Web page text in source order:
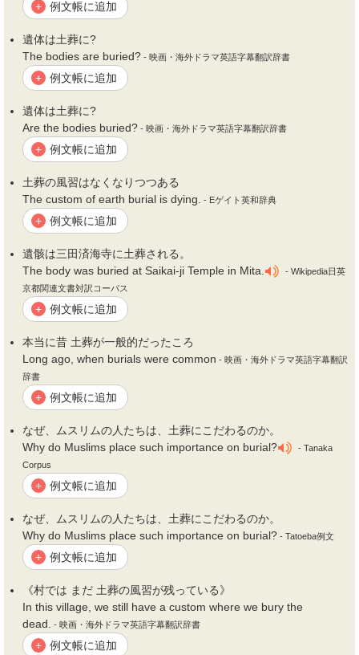
+ 例文帳に追加
遺体は土葬に?
The bodies are buried? - 映画・海外ドラマ英語字幕翻訳辞書
+ 例文帳に追加
遺体は土葬に?
Are the bodies buried? - 映画・海外ドラマ英語字幕翻訳辞書
+ 例文帳に追加
土葬の風習はなくなりつつある
The custom of earth burial is dying.
- Eゲイト英和辞典
+ 例文帳に追加
遺骸は三田済海寺に土葬される。
The body was buried at Saikai-ji Temple in Mita.
- Wikipedia日英
京都関連文書対訳コーパス
+ 例文帳に追加
本当に昔 土葬が一般的だったころ
Long ago, when burials were common - 映画・海外ドラマ英語字幕翻訳
辞書
+ 例文帳に追加
なぜ、ムスリムの人たちは、 土葬にこだわるのか。
Why do Muslims place such importance on burial?
- Tanaka
Corpus
+ 例文帳に追加
なぜ、ムスリムの人たちは、 土葬にこだわるのか。
Why do Muslims place such importance on burial? - Tatoeba例文
+ 例文帳に追加
《村では まだ 土葬の風習が残っている》
In this village, we still have a custom where we bury the
dead.
- 映画・海外ドラマ英語字幕翻訳辞書
+ 例文帳に追加